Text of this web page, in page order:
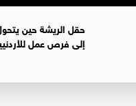
حقل الريشة حين
إلى فرص عمل